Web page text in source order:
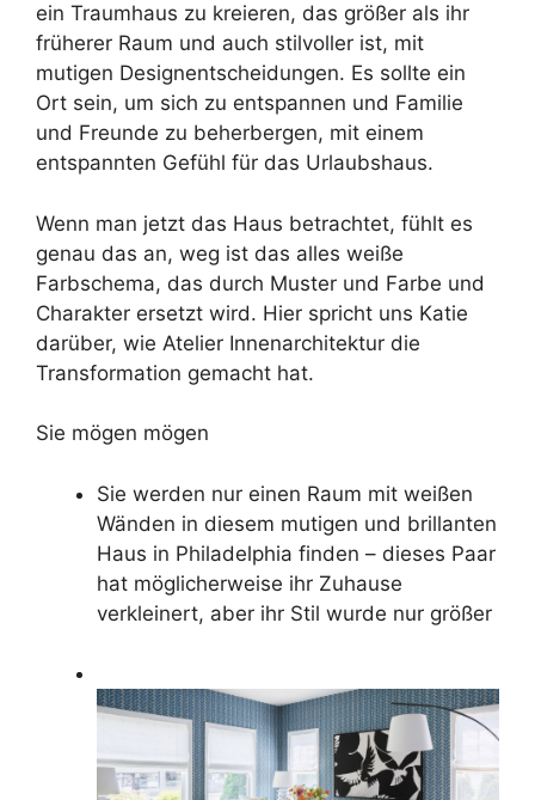
ein Traumhaus zu kreieren, das größer als ihr
früherer Raum und auch stilvoller ist, mit
mutigen Designentscheidungen. Es sollte ein
Ort sein, um sich zu entspannen und Familie
und Freunde zu beherbergen, mit einem
entspannten Gefühl für das Urlaubshaus.
Wenn man jetzt das Haus betrachtet, fühlt es
genau das an, weg ist das alles weiße
Farbschema, das durch Muster und Farbe und
Charakter ersetzt wird. Hier spricht uns Katie
darüber, wie Atelier Innenarchitektur die
Transformation gemacht hat.
Sie mögen mögen
Sie werden nur einen Raum mit weißen
Wänden in diesem mutigen und brillanten
Haus in Philadelphia finden – dieses Paar
hat möglicherweise ihr Zuhause
verkleinert, aber ihr Stil wurde nur größer